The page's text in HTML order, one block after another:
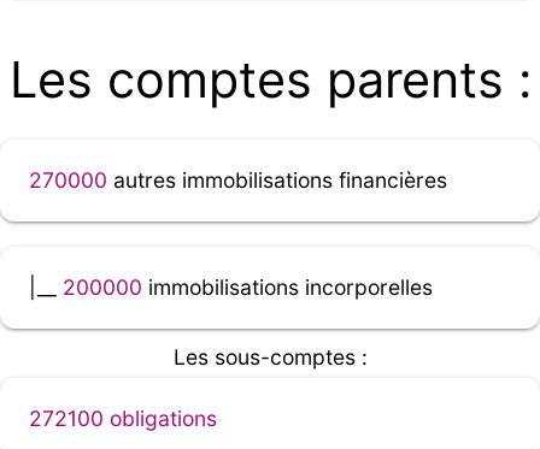
Les comptes parents :
270000 autres immobilisations financières
200000 immobilisations incorporelles
Les sous-comptes :
272100 obligations